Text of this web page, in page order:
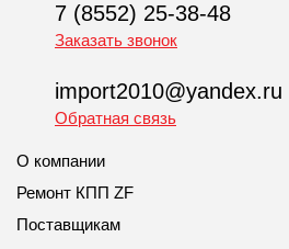
7 (8552) 25-38-48
Заказать звонок
import2010@yandex.ru
Обратная связь
О компании
Ремонт КПП ZF
Поставщикам